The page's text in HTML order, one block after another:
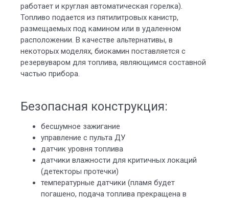
работает и круглая автоматическая горелка).
Топливо подается из пятилитровых канистр,
размещаемых под камином или в удаленном
расположении. В качестве альтернативы, в
некоторых моделях, биокамин поставляется с
резервуваром для топлива, являющимся составной
частью прибора.
Безопасная конструкция:
бесшумное зажигание
управление с пульта ДУ
датчик уровня топлива
датчики влажности для критичных локаций
(детекторы протечки)
температурные датчики (пламя будет
погашено, подача топлива прекращена в